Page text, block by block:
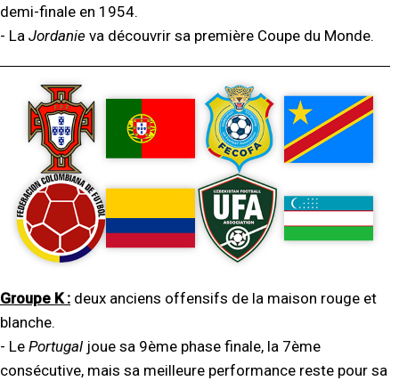
demi-finale en 1954.
- La Jordanie va découvrir sa première Coupe du Monde.
Groupe K : deux anciens offensifs de la maison rouge et
blanche.
- Le Portugal joue sa 9ème phase finale, la 7ème
consécutive, mais sa meilleure performance reste pour sa